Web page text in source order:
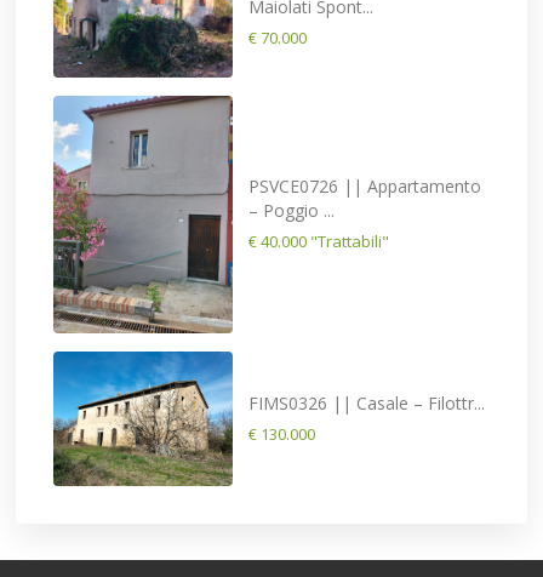
Maiolati Spont...
€ 70.000
PSVCE0726 || Appartamento
– Poggio ...
€ 40.000 "Trattabili"
FIMS0326 || Casale – Filottr...
€ 130.000